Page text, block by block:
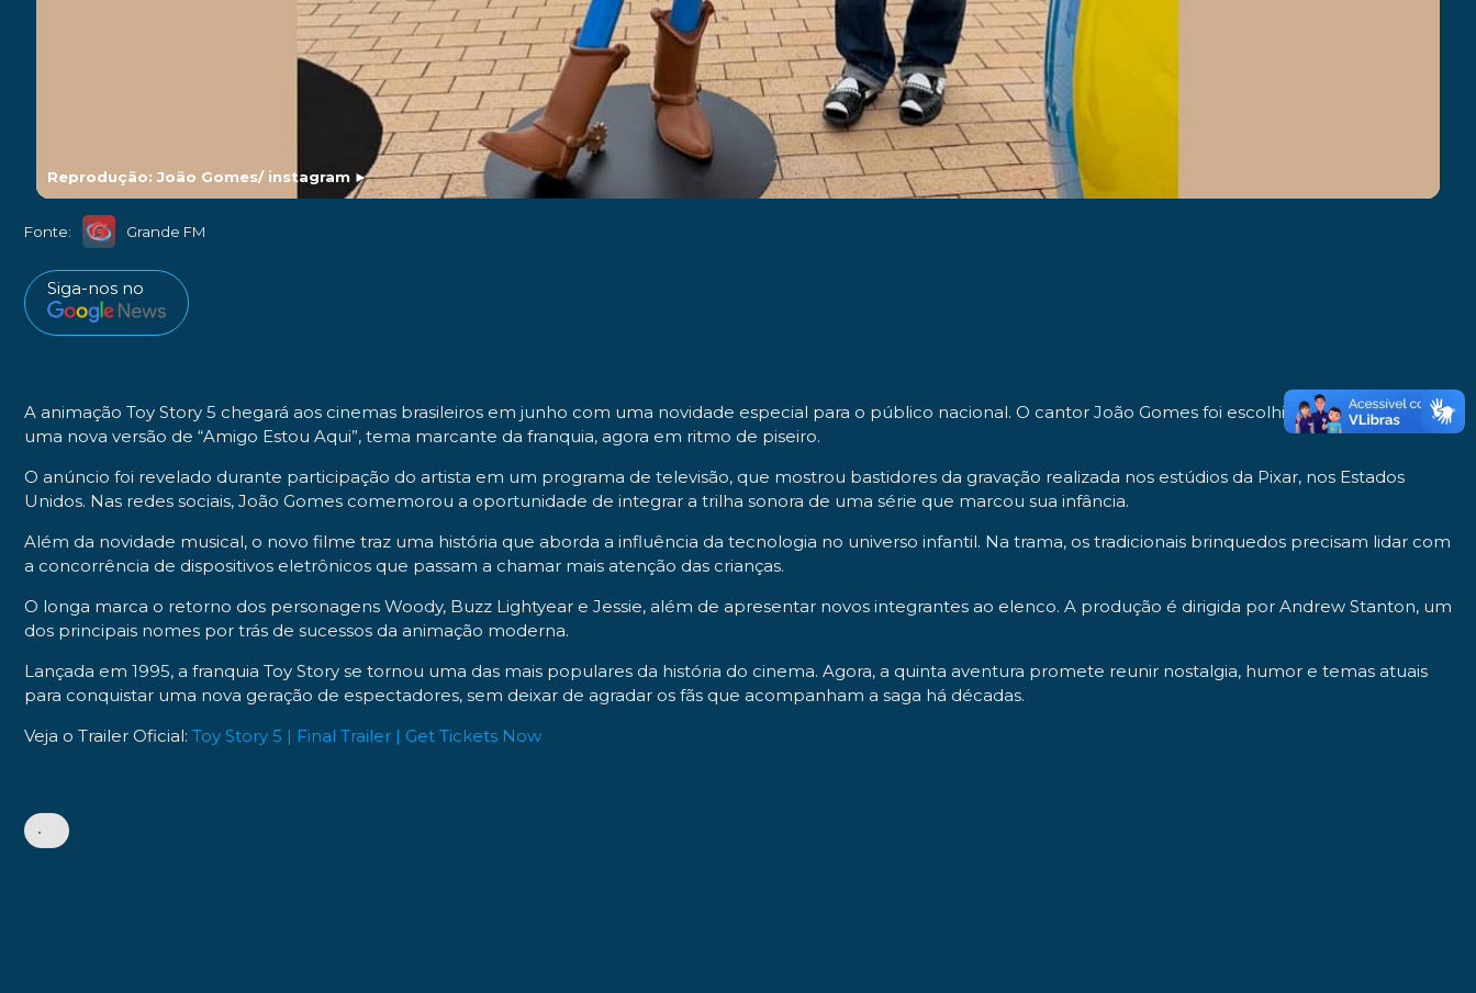
Reprodução: João Gomes/ instagram ►
Fonte: Grande FM
Siga-nos no
A animação Toy Story 5 chegará aos cinemas brasileiros em junho com uma novidade especial para o público nacional. O cantor João Gomes foi escolhido para interpretar
uma nova versão de “Amigo Estou Aqui”, tema marcante da franquia, agora em ritmo de piseiro.
O anúncio foi revelado durante participação do artista em um programa de televisão, que mostrou bastidores da gravação realizada nos estúdios da Pixar, nos Estados
Unidos. Nas redes sociais, João Gomes comemorou a oportunidade de integrar a trilha sonora de uma série que marcou sua infância.
Além da novidade musical, o novo filme traz uma história que aborda a influência da tecnologia no universo infantil. Na trama, os tradicionais brinquedos precisam lidar com
a concorrência de dispositivos eletrônicos que passam a chamar mais atenção das crianças.
O longa marca o retorno dos personagens Woody, Buzz Lightyear e Jessie, além de apresentar novos integrantes ao elenco. A produção é dirigida por Andrew Stanton, um
dos principais nomes por trás de sucessos da animação moderna.
Lançada em 1995, a franquia Toy Story se tornou uma das mais populares da história do cinema. Agora, a quinta aventura promete reunir nostalgia, humor e temas atuais
para conquistar uma nova geração de espectadores, sem deixar de agradar os fãs que acompanham a saga há décadas.
Veja o Trailer Oficial: Toy Story 5 | Final Trailer | Get Tickets Now
•